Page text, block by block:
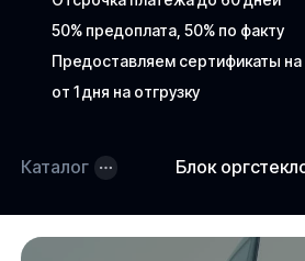
50% предоплата, 50% по факту
Предоставляем сертификаты
от 1 дня на отгрузку
Каталог Блок